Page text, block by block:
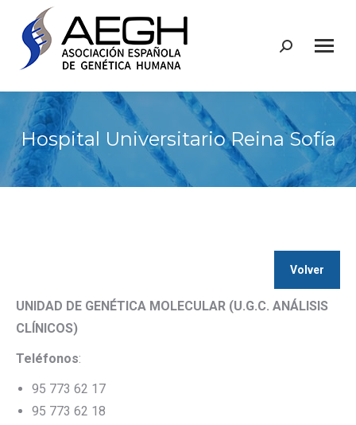
Buscar:
Hospital Universitario Reina Sofía
Volver
UNIDAD DE GENÉTICA MOLECULAR (U.G.C. ANÁLISIS
CLÍNICOS)
Teléfonos:
95 773 62 17
95 773 62 18